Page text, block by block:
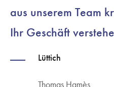
aus unserem Team
Ihr Geschäft
Lüttich
Thomas Hamès